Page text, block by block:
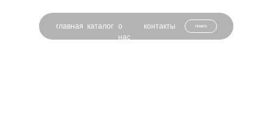
поиск
главная каталог о
нас
контакты